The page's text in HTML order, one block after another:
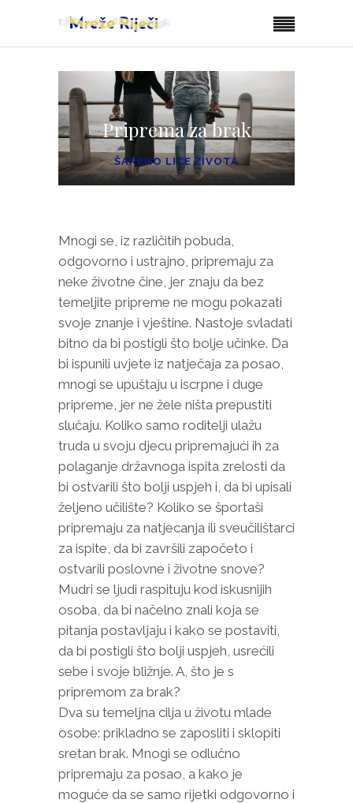
Priprema za brak
ŠARENO LICE ŽIVOTA
Mnogi se, iz različitih pobuda,
odgovorno i ustrajno, pripremaju za
neke životne čine, jer znaju da bez
temeljite pripreme ne mogu pokazati
svoje znanje i vještine. Nastoje svladati
bitno da bi postigli što bolje učinke. Da
bi ispunili uvjete iz natječaja za posao,
mnogi se upuštaju u iscrpne i duge
pripreme, jer ne žele ništa prepustiti
slučaju. Koliko samo roditelji ulažu
truda u svoju djecu pripremajući ih za
polaganje državnoga ispita zrelosti da
bi ostvarili što bolji uspjeh i, da bi upisali
željeno učilište? Koliko se športaši
pripremaju za natjecanja ili sveučilištarci
za ispite, da bi završili započeto i
ostvarili poslovne i životne snove?
Mudri se ljudi raspituju kod iskusnijih
osoba, da bi načelno znali koja se
pitanja postavljaju i kako se postaviti,
da bi postigli što bolji uspjeh, usrećili
sebe i svoje bližnje. A, što je s
pripremom za brak?
Dva su temeljna cilja u životu mlade
osobe: prikladno se zaposliti i sklopiti
sretan brak. Mnogi se odlučno
pripremaju za posao, a kako je
moguće da se samo rijetki odgovorno i